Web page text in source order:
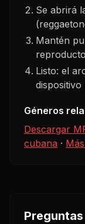
Se abrirá
Mantén
Listo: el
Géneros
Descargar
cubana ·